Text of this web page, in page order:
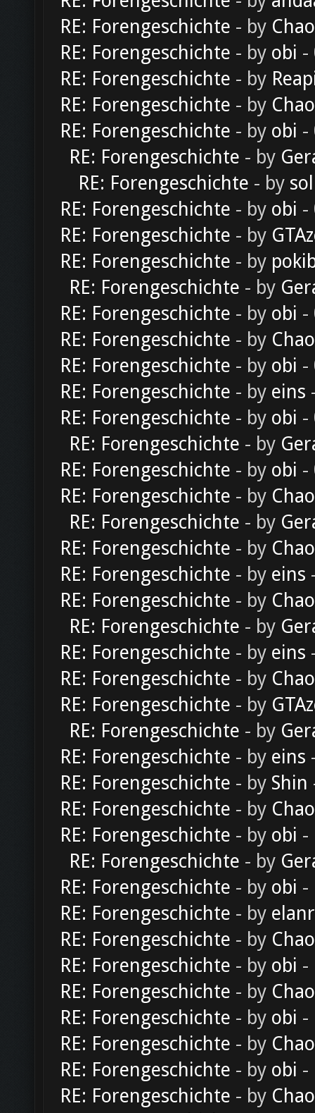
RE: Forengeschichte - by
RE: Forengeschichte - by obi -
RE: Forengeschichte - by
RE: Forengeschichte - by
RE: Forengeschichte - by obi -
RE: Forengeschichte - by
RE: Forengeschichte - by
RE: Forengeschichte - by obi -
RE: Forengeschichte - by
RE: Forengeschichte - by
RE: Forengeschichte - by
RE: Forengeschichte - by obi -
RE: Forengeschichte - by
RE: Forengeschichte - by obi -
RE: Forengeschichte - by eins
RE: Forengeschichte - by obi -
RE: Forengeschichte - by
RE: Forengeschichte - by obi -
RE: Forengeschichte - by
RE: Forengeschichte - by
RE: Forengeschichte - by
RE: Forengeschichte - by eins
RE: Forengeschichte - by
RE: Forengeschichte - by
RE: Forengeschichte - by eins
RE: Forengeschichte - by
RE: Forengeschichte - by
RE: Forengeschichte - by
RE: Forengeschichte - by eins
RE: Forengeschichte - by Shin
RE: Forengeschichte - by
RE: Forengeschichte - by obi -
RE: Forengeschichte - by
RE: Forengeschichte - by obi -
RE: Forengeschichte - by
RE: Forengeschichte - by
RE: Forengeschichte - by obi -
RE: Forengeschichte - by
RE: Forengeschichte - by obi -
RE: Forengeschichte - by
RE: Forengeschichte - by obi -
RE: Forengeschichte - by